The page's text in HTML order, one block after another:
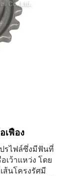
เฟือง
รไฟล์ซึ่งมีฟันที่
เว้าแหว่ง โดย
ส้นโครงรัศมี